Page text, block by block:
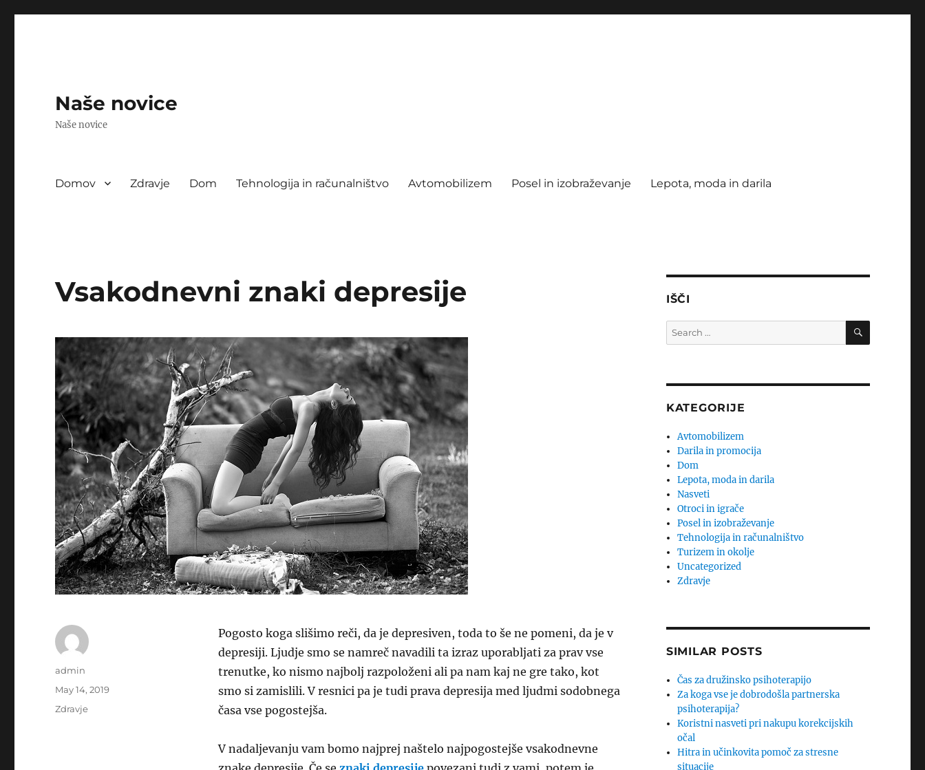
Naše novice
Naše novice
Domov Zdravje Dom Tehnologija in računalništvo Avtomobilizem Posel in izobraževanje Lepota, moda in darila
Vsakodnevni znaki depresije
Pogosto koga slišimo reči, da je depresiven, toda to še ne pomeni, da je v
depresiji. Ljudje smo se namreč navadili ta izraz uporabljati za prav vse
trenutke, ko nismo najbolj razpoloženi ali pa nam kaj ne gre tako, kot
smo si zamislili. V resnici pa je tudi prava depresija med ljudmi sodobnega
časa vse pogostejša.
V nadaljevanju vam bomo najprej naštelo najpogostejše vsakodnevne
Author
admin
Posted
on
May 14, 2019
Categories
Zdravje
IŠČI
Search
for:
SEARCH
KATEGORIJE
Avtomobilizem
Darila in promocija
Dom
Lepota, moda in darila
Nasveti
Otroci in igrače
Posel in izobraževanje
Tehnologija in računalništvo
Turizem in okolje
Uncategorized
Zdravje
SIMILAR POSTS
Čas za družinsko psihoterapijo
Za koga vse je dobrodošla partnerska
psihoterapija?
Koristni nasveti pri nakupu korekcijskih
očal
Hitra in učinkovita pomoč za stresne
situacije